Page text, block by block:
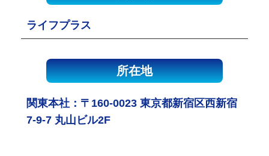
ライフプラス
所在地
関東本社：〒160-0023 東京都新宿区西新宿
7-9-7 丸山ビル2F